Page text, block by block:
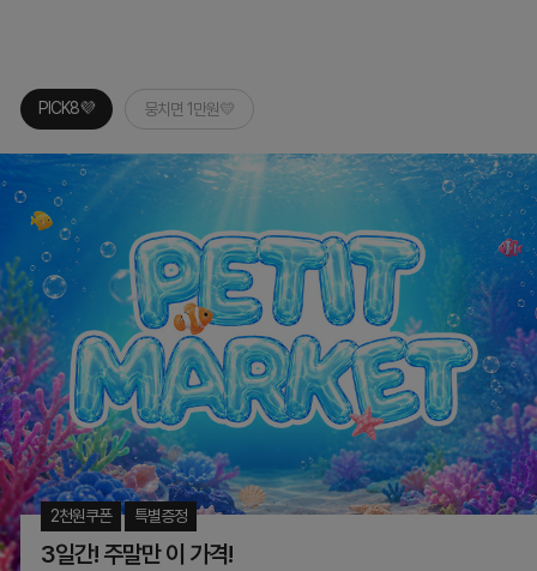
PICK8💜 뭉치면 1만원💛
2천원쿠폰 특별증정
3일간! 주말만 이 가격!